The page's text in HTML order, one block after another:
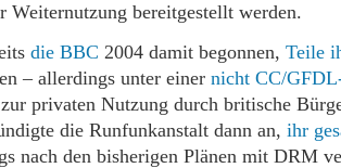
Weiternutzung bereitgestellt werden.
die BBC 2004 damit begonnen, Teile
– allerdings unter einer nicht CC/
privaten Nutzung durch britische
die Runfunkanstalt dann an, ihr
nach den bisherigen Plänen mit DRM